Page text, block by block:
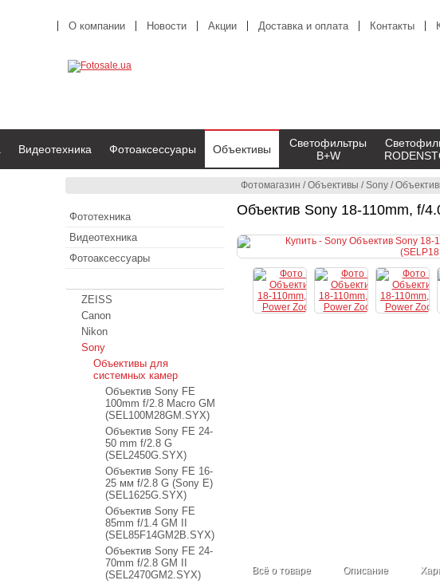
Фотомагазин /Объективы /Sony /
Объектив Sony 18-110mm, f/
Всё о товаре Описание
О компании Новости Акции Доставка и оплата Контакты
Видеотехника Фотоаксессуары Объективы
Светофильтры
B+W
Фототехника
Видеотехника
Фотоаксессуары
ZEISS
Canon
Nikon
Sony
Oбъективы для
системных камер
Объектив Sony FE
100mm f/2.8 Macro GM
(SEL100M28GM.SYX)
Объектив Sony FE 24-
50 mm f/2.8 G
(SEL2450G.SYX)
Объектив Sony FE 16-
25 мм f/2.8 G (Sony E)
(SEL1625G.SYX)
Объектив Sony FE
85mm f/1.4 GM II
(SEL85F14GM2B.SYX)
Объектив Sony FE 24-
70mm f/2.8 GM II
(SEL2470GM2.SYX)